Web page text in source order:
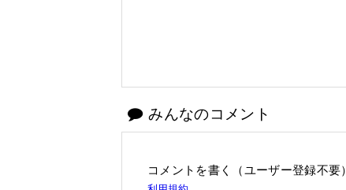
みんなのコメント
コメントを書く（ユーザー登録不要）